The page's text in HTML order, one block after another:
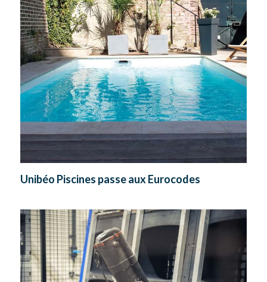
Unibéo Piscines passe aux Eurocodes